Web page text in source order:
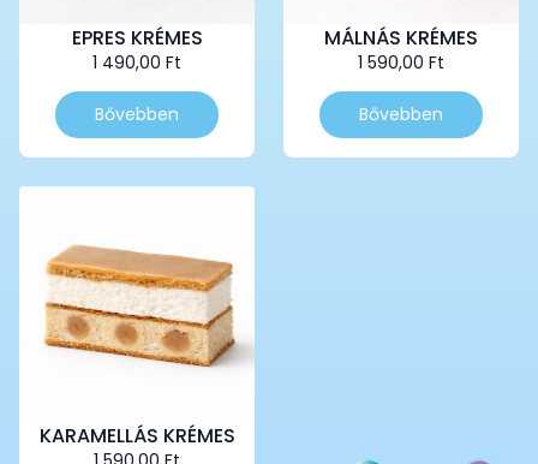
EPRES KRÉMES
1 490,00 Ft
Bővebben
MÁLNÁS KRÉMES
1 590,00 Ft
Bővebben
KARAMELLÁS KRÉMES